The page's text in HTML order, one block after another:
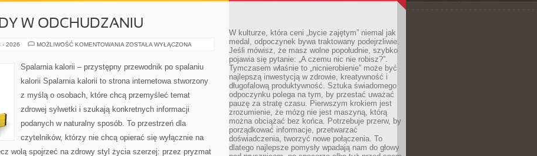
W ODCHUDZANIU
- 2026 MOŻLIWOŚĆ KOMENTOWANIA NOWINKI
ODCHUDZANIU
ZOSTAŁA WYŁĄCZONA
Spalarnia kalorii – przystępny przewodnik po spalaniu
kalorii Spalarnia kalorii to strona internetowa stworzony
z myślą o osobach, które chcą przemyśleć temat
zdrowej sylwetki i szukają konkretnych informacji
podanych w naturalny sposób. To przestrzeń dla
czytelników, którzy nie chcą opierać się wyłącznie na
wolą spojrzeć na zdrowy styl życia szerzej: przez pryzmat
W kulturze, która ceni „bycie zajętym” niemal jak
medal, odpoczynek bywa traktowany podejrzliwie.
Jeśli mówisz, że masz wolne popołudnie, szybko
pojawia się pytanie: „A czemu nic nie robisz?”.
Tymczasem właśnie to „nicnierobienie” może być
najlepszą inwestycją w zdrowie, kreatywność i
długofalową produktywność. Sztuka świadomego
odpoczynku polega na tym, by przestać uważać
pauzę za stratę czasu. Pierwszym krokiem jest
zrozumienie, że mózg nie jest maszyną, którą
można obciążać bez końca. Potrzebuje przerw, by
porządkować informacje, przetwarzać
doświadczenia, tworzyć nowe połączenia. To
dlatego najlepsze pomysły wpadają nam do głowy